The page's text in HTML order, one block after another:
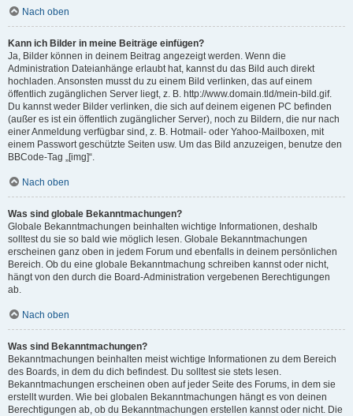
Nach oben
Kann ich Bilder in meine Beiträge einfügen?
Ja, Bilder können in deinem Beitrag angezeigt werden. Wenn die
Administration Dateianhänge erlaubt hat, kannst du das Bild auch direkt
hochladen. Ansonsten musst du zu einem Bild verlinken, das auf einem
öffentlich zugänglichen Server liegt, z. B. http://www.domain.tld/mein-bild.gif.
Du kannst weder Bilder verlinken, die sich auf deinem eigenen PC befinden
(außer es ist ein öffentlich zugänglicher Server), noch zu Bildern, die nur nach
einer Anmeldung verfügbar sind, z. B. Hotmail- oder Yahoo-Mailboxen, mit
einem Passwort geschützte Seiten usw. Um das Bild anzuzeigen, benutze den
BBCode-Tag „[img]“.
Nach oben
Was sind globale Bekanntmachungen?
Globale Bekanntmachungen beinhalten wichtige Informationen, deshalb
solltest du sie so bald wie möglich lesen. Globale Bekanntmachungen
erscheinen ganz oben in jedem Forum und ebenfalls in deinem persönlichen
Bereich. Ob du eine globale Bekanntmachung schreiben kannst oder nicht,
hängt von den durch die Board-Administration vergebenen Berechtigungen
ab.
Nach oben
Was sind Bekanntmachungen?
Bekanntmachungen beinhalten meist wichtige Informationen zu dem Bereich
des Boards, in dem du dich befindest. Du solltest sie stets lesen.
Bekanntmachungen erscheinen oben auf jeder Seite des Forums, in dem sie
erstellt wurden. Wie bei globalen Bekanntmachungen hängt es von deinen
Berechtigungen ab, ob du Bekanntmachungen erstellen kannst oder nicht. Die